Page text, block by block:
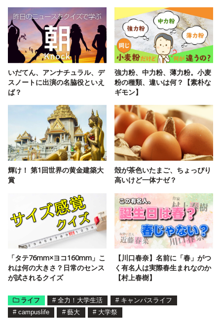
いだてん、アンナチュラル、デ
スノートに出演の名脇役といえ
ば？
強力粉、中力粉、薄力粉。小麦
粉の種類、違いは何？【素朴な
ギモン】
輝け！ 第1回世界の黄金建築大
賞
殻が茶色いたまご、ちょっぴり
高いけど一体ナゼ？
「タテ76mm×ヨコ160mm」こ
れは何の大きさ？日常のセンス
が試されるクイズ
【川口春奈】名前に「春」がつ
く有名人は実際春生まれなのか
【村上春樹】
ライフ # 全力！大学生活 # キャンパスライフ
# campuslife # 藝大 # 大学祭